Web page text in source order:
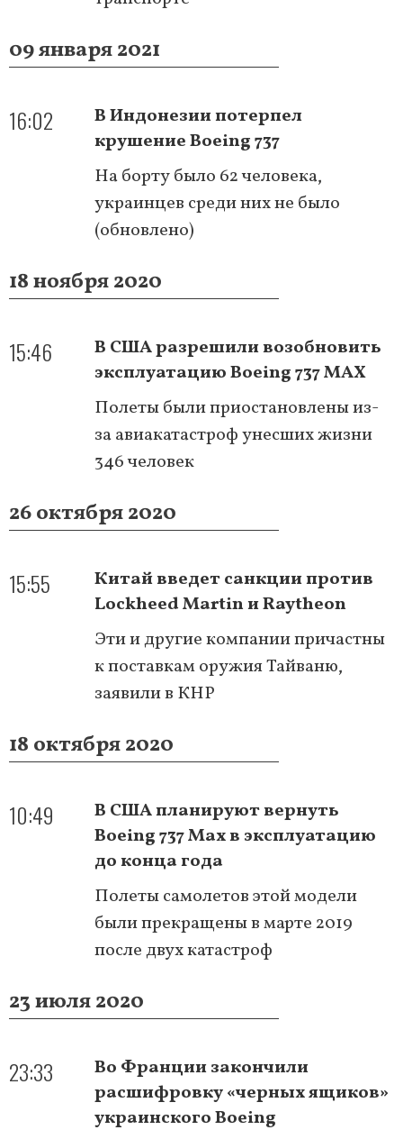
09 января 2021
16:02
В Индонезии потерпел
крушение Boeing 737
На борту было 62 человека,
украинцев среди них не было
(обновлено)
18 ноября 2020
15:46
В США разрешили возобновить
эксплуатацию Boeing 737 MAX
Полеты были приостановлены из-
за авиакатастроф унесших жизни
346 человек
26 октября 2020
15:55
Китай введет санкции против
Lockheed Martin и Raytheon
Эти и другие компании причастны
к поставкам оружия Тайваню,
заявили в КНР
18 октября 2020
10:49
В США планируют вернуть
Boeing 737 Max в эксплуатацию
до конца года
Полеты самолетов этой модели
были прекращены в марте 2019
после двух катастроф
23 июля 2020
23:33
Во Франции закончили
расшифровку «черных ящиков»
украинского Boeing